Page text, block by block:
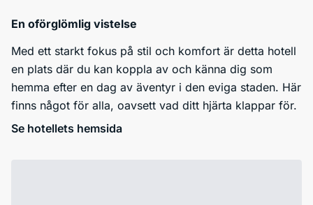
En oförglömlig vistelse
Med ett starkt fokus på stil och komfort är detta hotell
en plats där du kan koppla av och känna dig som
hemma efter en dag av äventyr i den eviga staden. Här
finns något för alla, oavsett vad ditt hjärta klappar för.
Se hotellets hemsida